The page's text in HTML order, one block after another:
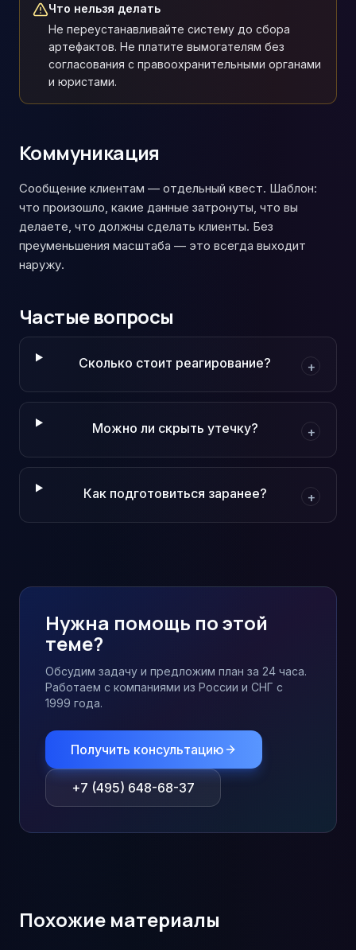
Что нельзя делать
Не переустанавливайте систему до сбора
артефактов. Не платите вымогателям без
согласования с правоохранительными органами
и юристами.
Коммуникация
Сообщение клиентам — отдельный квест. Шаблон:
что произошло, какие данные затронуты, что вы
делаете, что должны сделать клиенты. Без
преуменьшения масштаба — это всегда выходит
наружу.
Частые вопросы
Сколько стоит реагирование? +
Можно ли скрыть утечку? +
Как подготовиться заранее? +
Нужна помощь по этой
теме?
Обсудим задачу и предложим план за 24 часа.
Работаем с компаниями из России и СНГ с
1999 года.
Получить консультацию
+7 (495) 648-68-37
Похожие материалы